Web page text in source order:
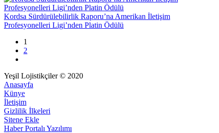
Kordsa Sürdürülebilirlik Raporu’na Amerikan İletişim
Profesyonelleri Ligi’nden Platin Ödülü
1
2
Yeşil Lojistikçiler © 2020
Anasayfa
Künye
İletişim
Gizlilik İlkeleri
Sitene Ekle
Haber Portalı Yazılımı